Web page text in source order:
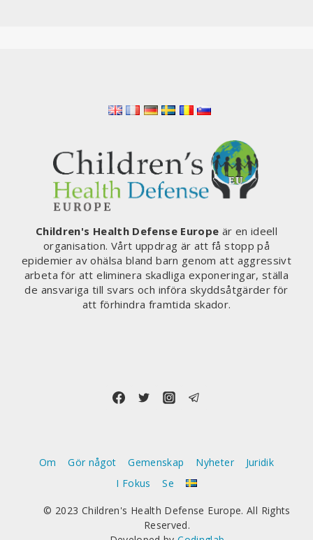
Children's Health Defense Europe är en ideell
organisation. Vårt uppdrag är att få stopp på
epidemier av ohälsa bland barn genom att aggressivt
arbeta för att eliminera skadliga exponeringar, ställa
de ansvariga till svars och införa skyddsåtgärder för
att förhindra framtida skador.
Om Gör något Gemenskap Nyheter
Juridik
I Fokus
Se
© 2023 Children's Health Defense Europe. All Rights
Reserved.